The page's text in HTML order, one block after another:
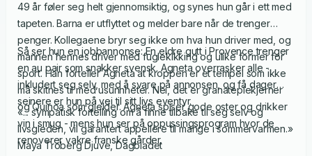
49 år føler seg helt gjennomsiktig, og synes hun går i ett med
tapeten. Barna er utflyttet og melder bare når de trenger
penger. Kollegaene bryr seg ikke om hva hun driver med, og
mannen hennes driver med fuglekikking og ulike former for
sport. Han forteller Agneta at kroppen er et tempel som ikke
må skitnes til med usunnheter. Nei, det er granateplekjerner
og Quinoa som gjelder. Agneta spiser gode oster og drikker
vin i smug - mens hun ser på oppussingsprogram hvor de
renoverer vakre franske gårder.
Så ser hun en jobbannonse: En eldre gutt i Provence trenger
en au pair som snakker svensk. Agneta overrasker alle -
inkludert seg selv, med å svare på annonsen, og få dager
seinere er hun på vei til sitt livs eventyr.
«... sympatisk fortelling om å finne tilbake til seg selv og
livsgleden, vil garantert appellere til mange i sommervarmen.»
Maya Troberg Djuve, Dagbladet